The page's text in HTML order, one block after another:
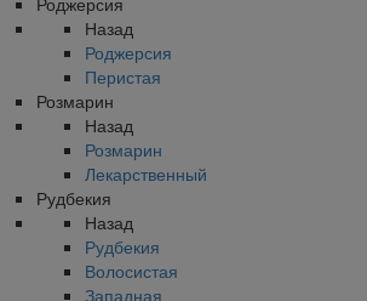
Назад
Роджерсия
Перистая
Розмарин
Назад
Розмарин
Лекарственный
Рудбекия
Назад
Рудбекия
Волосистая
Западная